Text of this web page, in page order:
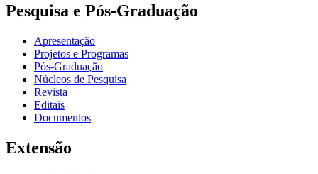
Pesquisa e Pós-Graduação
Apresentação
Projetos e Programas
Pós-Graduação
Núcleos de Pesquisa
Revista
Editais
Documentos
Extensão